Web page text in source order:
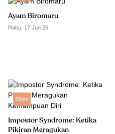
Ayam Biromaru
Rabu, 17 Jun 26
Opini
Impostor Syndrome: Ketika
Pikiran Meragukan